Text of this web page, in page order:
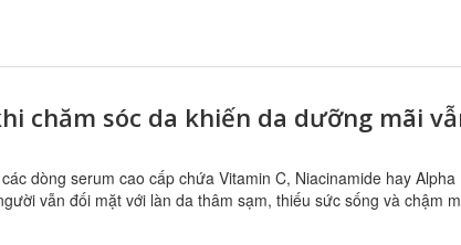
chăm sóc da khiến da dưỡng mãi
dòng serum cao cấp chứa Vitamin C, Niacinamide hay Alpha
vẫn đối mặt với làn da thâm sạm, thiếu sức sống và chậm